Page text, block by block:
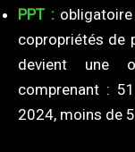
PPT :
copropriétés de
devient une
comprenant :
2024, moins de